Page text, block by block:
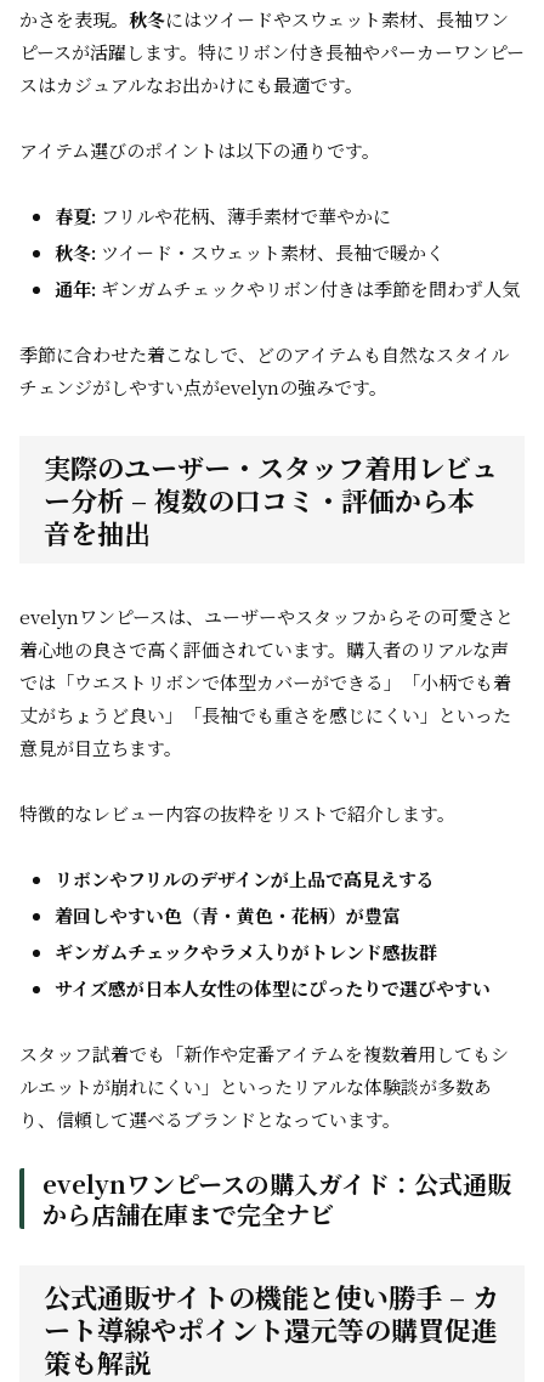
かさを表現。 秋冬にはツイードやスウェット素材、長袖ワン
ピースが活躍します。特にリボン付き長袖やパーカーワンピー
スはカジュアルなお出かけにも最適です。
アイテム選びのポイントは以下の通りです。
春夏: フリルや花柄、薄手素材で華やかに
秋冬: ツイード・スウェット素材、長袖で暖かく
通年: ギンガムチェックやリボン付きは季節を問わず人気
季節に合わせた着こなしで、どのアイテムも自然なスタイル
チェンジがしやすい点がevelynの強みです。
実際のユーザー・スタッフ着用レビュ
ー分析 – 複数の口コミ・評価から本
音を抽出
evelynワンピースは、ユーザーやスタッフからその可愛さと
着心地の良さで高く評価されています。購入者のリアルな声
では「ウエストリボンで体型カバーができる」「小柄でも着
丈がちょうど良い」「長袖でも重さを感じにくい」といった
意見が目立ちます。
特徴的なレビュー内容の抜粋をリストで紹介します。
リボンやフリルのデザインが上品で高見えする
着回しやすい色（青・黄色・花柄）が豊富
ギンガムチェックやラメ入りがトレンド感抜群
サイズ感が日本人女性の体型にぴったりで選びやすい
スタッフ試着でも「新作や定番アイテムを複数着用してもシ
ルエットが崩れにくい」といったリアルな体験談が多数あ
り、信頼して選べるブランドとなっています。
evelynワンピースの購入ガイド：公式通販
から店舗在庫まで完全ナビ
公式通販サイトの機能と使い勝手 – カ
ート導線やポイント還元等の購買促進
策も解説